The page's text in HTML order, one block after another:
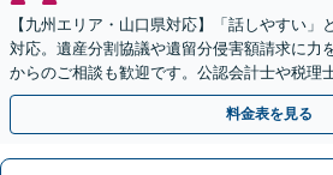
【九州エリア・山口県対応】「話しやすい」
対応。遺産分割協議や遺留分侵害額請求に力
からのご相談も歓迎です。公認会計士や税理
し、円満な解決を全力でサポートいたします
料金表を見る